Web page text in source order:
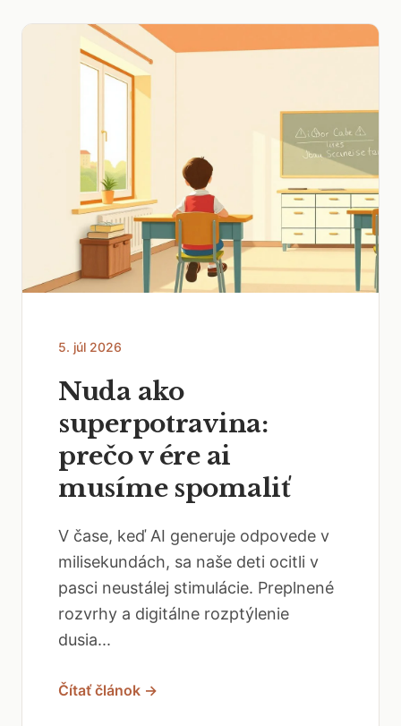
5. júl 2026
Nuda ako
superpotravina:
prečo v ére ai
musíme spomaliť
V čase, keď AI generuje odpovede v
milisekundách, sa naše deti ocitli v
pasci neustálej stimulácie. Preplnené
rozvrhy a digitálne rozptýlenie
dusia...
Čítať článok →